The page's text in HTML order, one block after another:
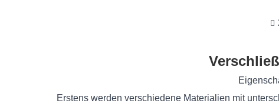
Eigenschaften und
Erstens werden verschiedene Materialien mit